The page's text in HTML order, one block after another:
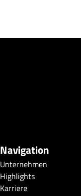
Navigation
Unternehmen
Highlights
Karriere